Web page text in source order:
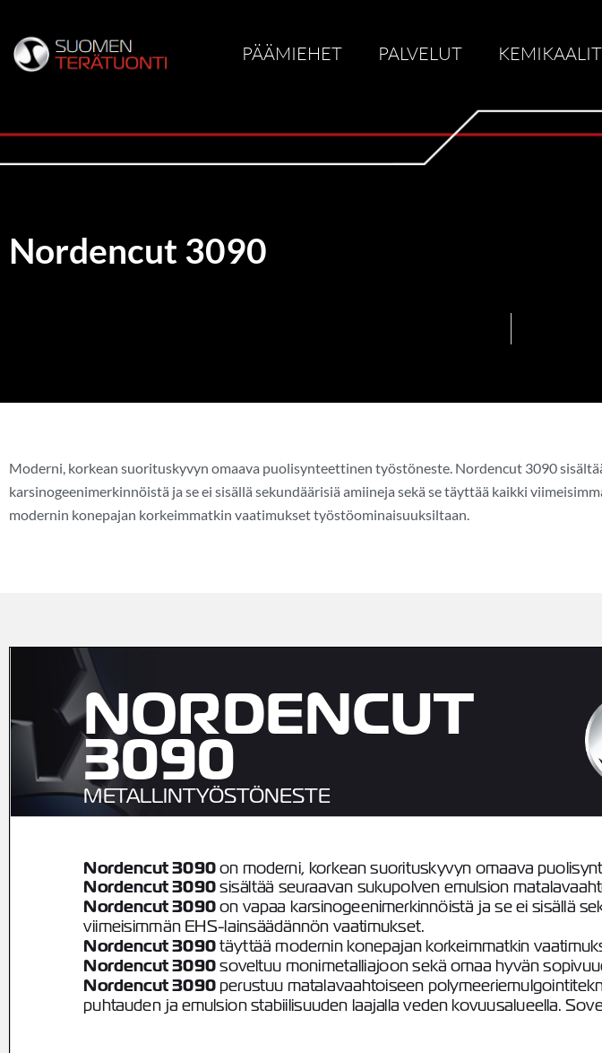
PÄÄMIEHET PALVELUT KEMIKAALIT
Nordencut 3090
Moderni, korkean suorituskyvyn omaava puolisynteettinen työstöneste. Nordencut 3090
karsinogeenimerkinnöistä ja se ei sisällä sekundäärisiä amiineja sekä se täyttää kaikki
modernin konepajan korkeimmatkin vaatimukset työstöominaisuuksiltaan.